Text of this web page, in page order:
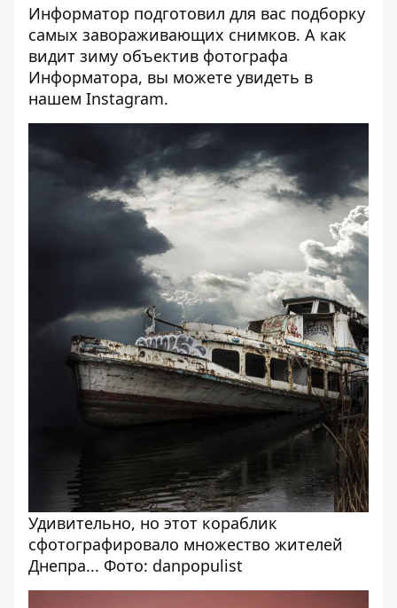
Информатор подготовил для вас подборку
самых завораживающих снимков. А как
видит зиму объектив фотографа
Информатора, вы можете увидеть в
нашем Instagram.
Удивительно, но этот кораблик
сфотографировало множество жителей
Днепра... Фото: danpopulist